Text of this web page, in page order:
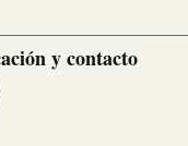
y contacto